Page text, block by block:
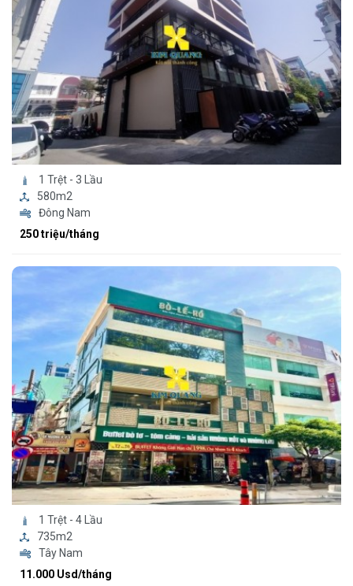
1 Trệt - 3 Lầu
580m2
Đông Nam
250 triệu/tháng
1 Trệt - 4 Lầu
735m2
Tây Nam
11.000 Usd/tháng